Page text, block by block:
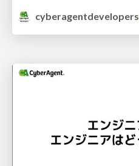
cyberagentdevelopers